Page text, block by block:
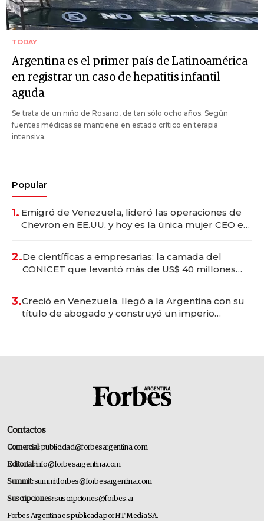
TODAY
Argentina es el primer país de Latinoamérica
en registrar un caso de hepatitis infantil
aguda
Se trata de un niño de Rosario, de tan sólo ocho años. Según
fuentes médicas se mantiene en estado crítico en terapia
intensiva.
Popular
1. Emigró de Venezuela, lideró las operaciones de
Chevron en EE.UU. y hoy es la única mujer CEO en
2.De científicas a empresarias: la camada del
CONICET que levantó más de US$ 40 millones
3.Creció en Venezuela, llegó a la Argentina con su
título de abogado y construyó un imperio
Contactos
Comercial:publicidad@forbesargentina.com
Editorial:info@forbesargentina.com
Summit:summitforbes@forbesargentina.com
Suscripciones:suscripciones@forbes.ar
Forbes Argentina es publicada por HT Media SA.